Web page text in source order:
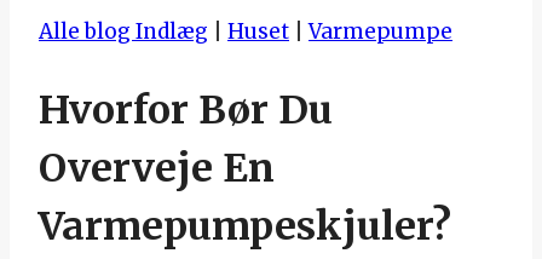
Alle blog Indlæg Huset |Varmepumpe
Hvorfor Bør Du
Overveje En
Varmepumpeskjuler?